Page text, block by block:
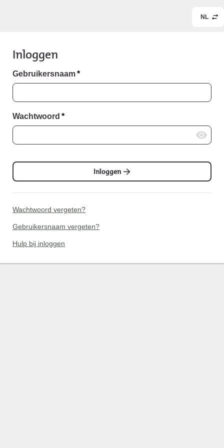
NL
Inloggen
Gebruikersnaam*
Wachtwoord *
Inloggen
Wachtwoord vergeten?
Gebruikersnaam vergeten?
Hulp bij inloggen